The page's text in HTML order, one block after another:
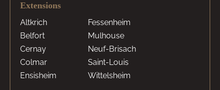
Extensions
Altkrich
Belfort
Cernay
Colmar
Ensisheim
Fessenheim
Mulhouse
Neuf-Brisach
Saint-Louis
Wittelsheim